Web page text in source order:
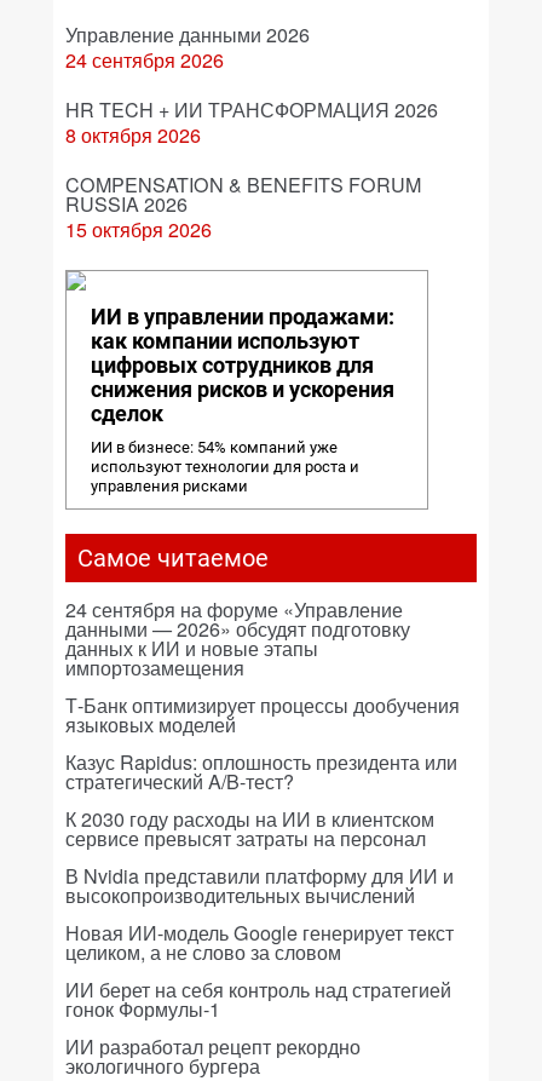
Управление данными 2026
24 сентября 2026
HR TECH + ИИ ТРАНСФОРМАЦИЯ 2026
8 октября 2026
COMPENSATION & BENEFITS FORUM
RUSSIA 2026
15 октября 2026
ИИ в управлении продажами:
как компании используют
цифровых сотрудников для
снижения рисков и ускорения
сделок
ИИ в бизнесе: 54% компаний уже
используют технологии для роста и
управления рисками
Самое читаемое
24 сентября на форуме «Управление
данными — 2026» обсудят подготовку
данных к ИИ и новые этапы
импортозамещения
Т-Банк оптимизирует процессы дообучения
языковых моделей
Казус Rapidus: оплошность президента или
стратегический A/B-тест?
К 2030 году расходы на ИИ в клиентском
сервисе превысят затраты на персонал
В Nvidia представили платформу для ИИ и
высокопроизводительных вычислений
Новая ИИ-модель Google генерирует текст
целиком, а не слово за словом
ИИ берет на себя контроль над стратегией
гонок Формулы-1
ИИ разработал рецепт рекордно
экологичного бургера